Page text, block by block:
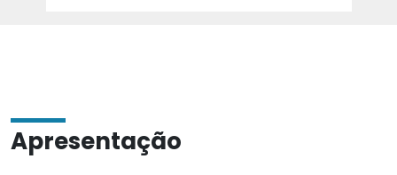
Apresentação